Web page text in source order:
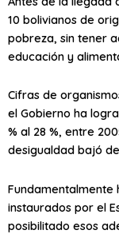
10 bolivianos de
pobreza, sin tener
educación y
Cifras de
el Gobierno ha
% al 28 %, entre
desigualdad bajó
Fundamentalmente
instaurados por el
posibilitado esos